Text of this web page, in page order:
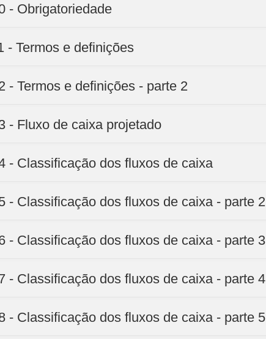
- Obrigatoriedade
- Termos e definições
- Termos e definições - parte 2
- Fluxo de caixa projetado
- Classificação dos fluxos de caixa
- Classificação dos fluxos de caixa - parte 2
- Classificação dos fluxos de caixa - parte 3
- Classificação dos fluxos de caixa - parte 4
- Classificação dos fluxos de caixa - parte 5